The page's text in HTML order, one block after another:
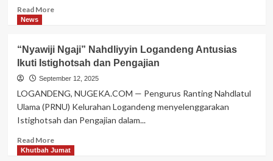
Read MoreRead
Gunungkidul
Cumlaude
dan
Hafidzah
Juz
di
An-
Nur
News
“Nyawiji Ngaji” Nahdliyyin Logandeng Antusias
Ikuti Istighotsah dan Pengajian
September 12, 2025
LOGANDENG, NUGEKA.COM — Pengurus Ranting Nahdlatul
Ulama (PRNU) Kelurahan Logandeng menyelenggarakan
Istighotsah dan Pengajian dalam...
Read MoreRead
more
Khutbah Jumat